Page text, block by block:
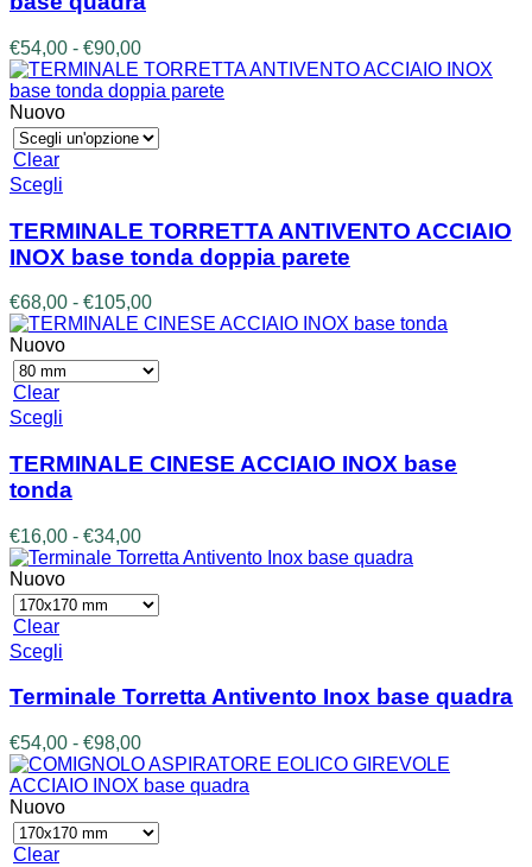
varianti.
Le
opzioni
possono
essere
scelte
nella
€54,00 - €90,00Fascia
di
prezzo:
€54,00
a
Nuovo
Clear
Scegli
ha
più
varianti.
Le
opzioni
possono
essere
scelte
prodotto
TERMINALE TORRETTA ANTIVENTO ACCIAIO
INOX base tonda doppia parete
€68,00 - €105,00Fascia
di
da
€68,00
Nuovo
Clear
Scegli
ha
più
varianti.
opzioni
possono
essere
scelte
prodotto
TERMINALE CINESE ACCIAIO INOX base
tonda
€16,00 - €34,00Fascia
di
da
€16,00
Nuovo
Clear
Scegli
ha
varianti.
Le
opzioni
possono
essere
scelte
Terminale Torretta Antivento Inox base quadra
€54,00 - €98,00Fascia
di
prezzo:
€54,00
a
Nuovo
Clear